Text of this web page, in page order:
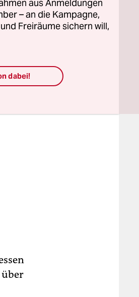
über
aus Anmeldungen
– an die Kampagne,
Freiräume sichern will,
dabei!